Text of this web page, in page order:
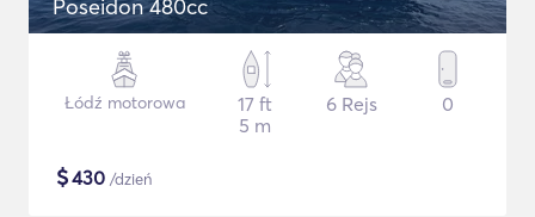
Poseidon 480cc
Łódź motorowa
17 ft
5 m
6 Rejs 0
$430 /dzień